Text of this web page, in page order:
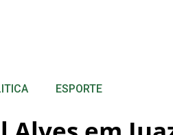
ESPORTE